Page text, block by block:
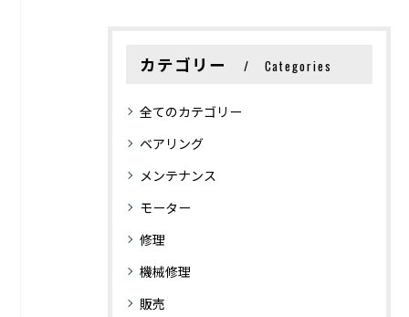
カテゴリー Categories
全てのカテゴリー
ベアリング
メンテナンス
モーター
修理
機械修理
販売